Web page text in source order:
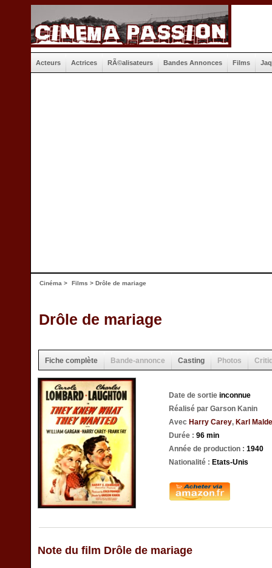
Acteurs Actrices RÃ©alisateurs Bandes Annonces Films
Cinéma > Films > Drôle de mariage
Drôle de mariage
Fiche complète Bande-annonce Casting Photos
Date de sortie inconnue
Réalisé par Garson Kanin
Avec Harry Carey, Karl
Durée : 96 min
Année de production : 1940
Nationalité : Etats-Unis
Note du film Drôle de mariage